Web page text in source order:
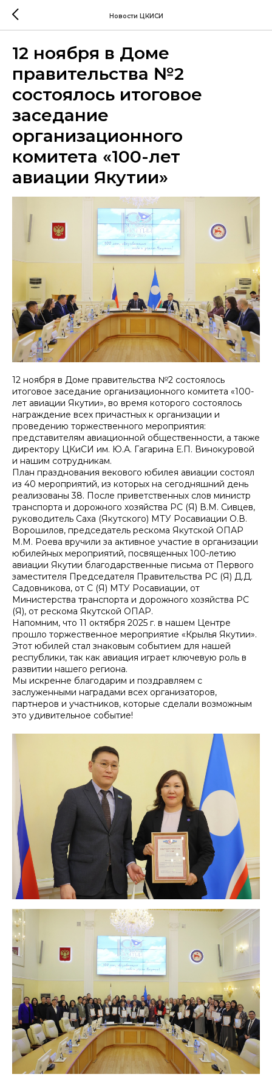
Новости ЦКИСИ
12 ноября в Доме
правительства №2
состоялось итоговое
заседание
организационного
комитета «100-лет
авиации Якутии»
12 ноября в Доме правительства №2 состоялось
итоговое заседание организационного комитета «100-
лет авиации Якутии», во время которого состоялось
награждение всех причастных к организации и
проведению торжественного мероприятия:
представителям авиационной общественности, а также
директору ЦКиСИ им. Ю.А. Гагарина Е.П. Винокуровой
и нашим сотрудникам.
План празднования векового юбилея авиации состоял
из 40 мероприятий, из которых на сегодняшний день
реализованы 38. После приветственных слов министр
транспорта и дорожного хозяйства РС (Я) В.М. Сивцев,
руководитель Саха (Якутского) МТУ Росавиации О.В.
Ворошилов, председатель рескома Якутской ОПАР
М.М. Роева вручили за активное участие в организации
юбилейных мероприятий, посвященных 100-летию
авиации Якутии благодарственные письма от Первого
заместителя Председателя Правительства РС (Я) Д.Д.
Садовникова, от С (Я) МТУ Росавиации, от
Министерства транспорта и дорожного хозяйства РС
(Я), от рескома Якутской ОПАР.
Напомним, что 11 октября 2025 г. в нашем Центре
прошло торжественное мероприятие «Крылья Якутии».
Этот юбилей стал знаковым событием для нашей
республики, так как авиация играет ключевую роль в
развитии нашего региона.
Мы искренне благодарим и поздравляем с
заслуженными наградами всех организаторов,
партнеров и участников, которые сделали возможным
это удивительное событие!